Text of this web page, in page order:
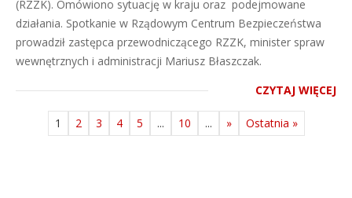
(RZZK). Omówiono sytuację w kraju oraz podejmowane
działania. Spotkanie w Rządowym Centrum Bezpieczeństwa
prowadził zastępca przewodniczącego RZZK, minister spraw
wewnętrznych i administracji Mariusz Błaszczak.
CZYTAJ WIĘCEJ
1 2 3 4 5 ... 10 ... » Ostatnia »